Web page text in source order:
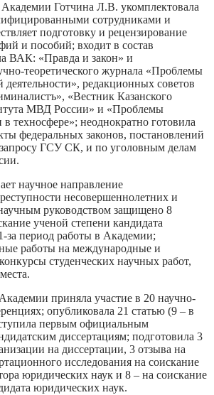
Готчина Л.В. укомплектовала
сотрудниками и
подготовку и рецензирование
и пособий; входит в состав
ВАК: «Правда и закон» и
теоретического журнала «Проблемы
деятельности», редакционных советов
«Вестник Казанского
МВД России» и «Проблемы
техносфере»; неоднократно готовила
федеральных законов, постановлений
ГСУ СК, и по уголовным делам
научное направление
несовершеннолетних и
руководством защищено 8
ученой степени кандидата
за период работы в Академии;
работы на международные и
студенческих научных работ,
приняла участие в 20 научно-
опубликовала 21 статью (9 – в
первым официальным
диссертациям; подготовила 3
на диссертации, 3 отзыва на
исследования на соискание
юридических наук и 8 – на соискание
юридических наук.